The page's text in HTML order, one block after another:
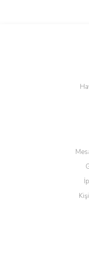
Bu
Ürün resmi kalitesiz,
Ürün
Ürün bilgilerinde
Ürün fiyatı diğer
Bu ürüne benzer